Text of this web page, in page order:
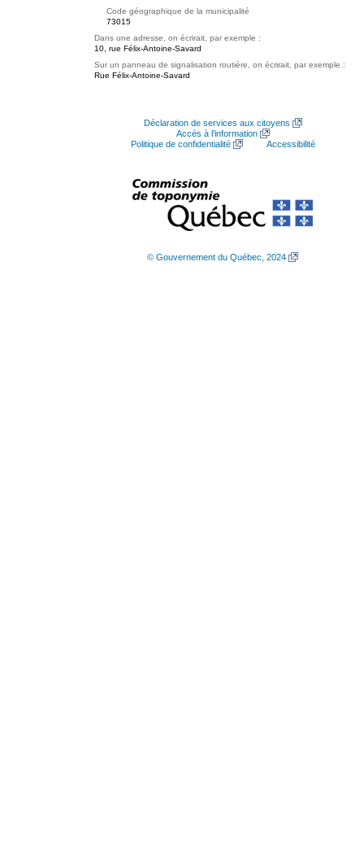
Code géographique de la municipalité
73015
Dans une adresse, on écrirait, par exemple :
10, rue Félix-Antoine-Savard
Sur un panneau de signalisation routière, on écrirait, par exemple :
Rue Félix-Antoine-Savard
Déclaration de services aux citoyens
Accès à l’information
Politique de confidentialité
Accessibilité
© Gouvernement du Québec, 2024